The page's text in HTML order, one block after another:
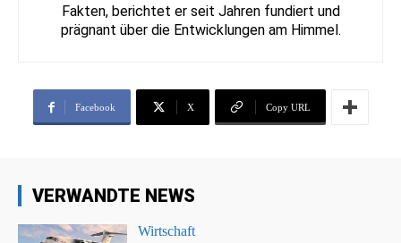
Fakten, berichtet er seit Jahren fundiert und
prägnant über die Entwicklungen am Himmel.
Facebook X Copy URL
VERWANDTE NEWS
Wirtschaft